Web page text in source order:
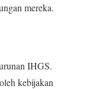
mereka.
IHGS.
kebijakan